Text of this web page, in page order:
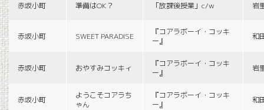
赤坂小町 準備はOK？ 「放課後授業」c/w 岩
赤坂小町 SWEET PARADISE
『コアラボーイ・コッキ
ー』
和
赤坂小町 おやすみコッキィ
『コアラボーイ・コッキ
ー』
岩
赤坂小町
ようこそコアラち
ゃん
『コアラボーイ・コッキ
ー』
和